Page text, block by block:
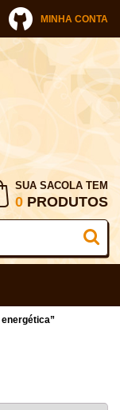
MINHA CONTA
SUA SACOLA TEM
0 PRODUTOS